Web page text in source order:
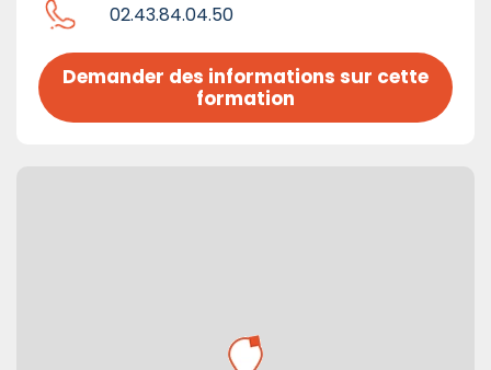
02.43.84.04.50
Demander des informations sur cette
formation